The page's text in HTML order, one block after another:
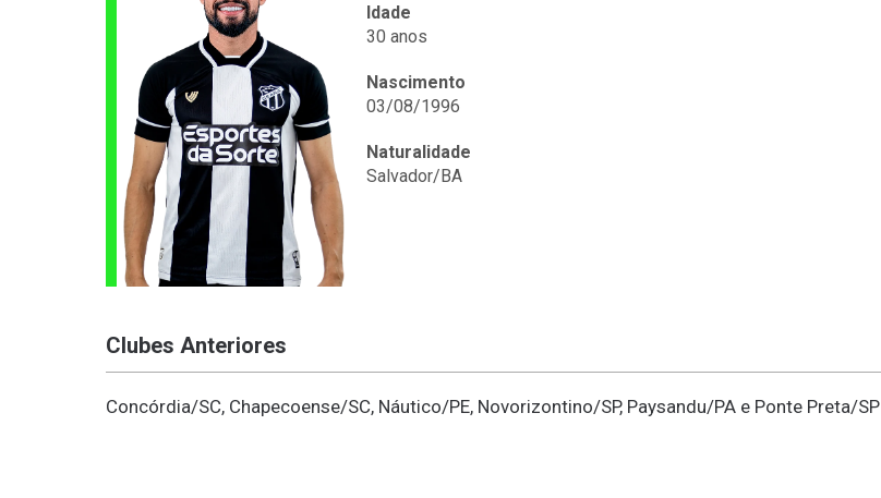
Idade
30 anos
Nascimento
03/08/1996
Naturalidade
Salvador/BA
Clubes Anteriores
Concórdia/SC, Chapecoense/SC, Náutico/PE, Novorizontino/SP, Paysandu/PA e Ponte Preta/SP